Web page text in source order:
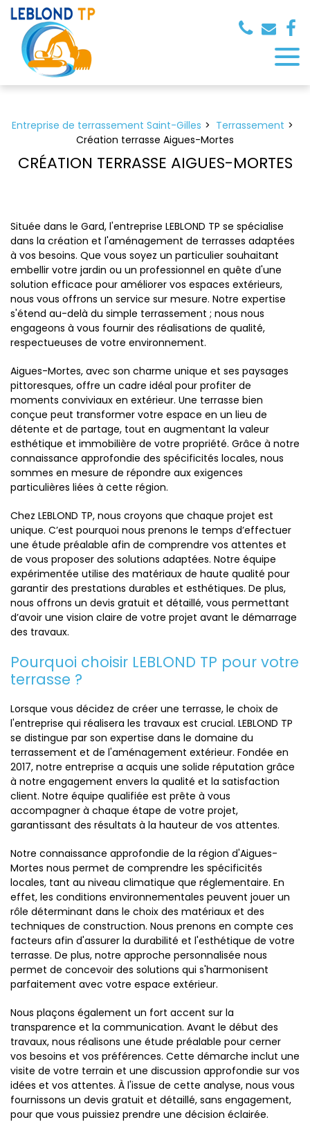
Entreprise de terrassement Saint-Gilles
Terrassement
Création terrasse Aigues-Mortes
CRÉATION TERRASSE AIGUES-MORTES
Située dans le Gard, l'entreprise LEBLOND TP se spécialise
dans la création et l'aménagement de terrasses adaptées
à vos besoins. Que vous soyez un particulier souhaitant
embellir votre jardin ou un professionnel en quête d'une
solution efficace pour améliorer vos espaces extérieurs,
nous vous offrons un service sur mesure. Notre expertise
s'étend au-delà du simple terrassement ; nous nous
engageons à vous fournir des réalisations de qualité,
respectueuses de votre environnement.
Aigues-Mortes, avec son charme unique et ses paysages
pittoresques, offre un cadre idéal pour profiter de
moments conviviaux en extérieur. Une terrasse bien
conçue peut transformer votre espace en un lieu de
détente et de partage, tout en augmentant la valeur
esthétique et immobilière de votre propriété. Grâce à notre
connaissance approfondie des spécificités locales, nous
sommes en mesure de répondre aux exigences
particulières liées à cette région.
Chez LEBLOND TP, nous croyons que chaque projet est
unique. C’est pourquoi nous prenons le temps d’effectuer
une étude préalable afin de comprendre vos attentes et
de vous proposer des solutions adaptées. Notre équipe
expérimentée utilise des matériaux de haute qualité pour
garantir des prestations durables et esthétiques. De plus,
nous offrons un devis gratuit et détaillé, vous permettant
d’avoir une vision claire de votre projet avant le démarrage
des travaux.
Pourquoi choisir LEBLOND TP pour votre
terrasse ?
Lorsque vous décidez de créer une terrasse, le choix de
l'entreprise qui réalisera les travaux est crucial. LEBLOND TP
se distingue par son expertise dans le domaine du
terrassement et de l'aménagement extérieur. Fondée en
2017, notre entreprise a acquis une solide réputation grâce
à notre engagement envers la qualité et la satisfaction
client. Notre équipe qualifiée est prête à vous
accompagner à chaque étape de votre projet,
garantissant des résultats à la hauteur de vos attentes.
Notre connaissance approfondie de la région d'Aigues-
Mortes nous permet de comprendre les spécificités
locales, tant au niveau climatique que réglementaire. En
effet, les conditions environnementales peuvent jouer un
rôle déterminant dans le choix des matériaux et des
techniques de construction. Nous prenons en compte ces
facteurs afin d'assurer la durabilité et l'esthétique de votre
terrasse. De plus, notre approche personnalisée nous
permet de concevoir des solutions qui s'harmonisent
parfaitement avec votre espace extérieur.
Nous plaçons également un fort accent sur la
transparence et la communication. Avant le début des
travaux, nous réalisons une étude préalable pour cerner
vos besoins et vos préférences. Cette démarche inclut une
visite de votre terrain et une discussion approfondie sur vos
idées et vos attentes. À l'issue de cette analyse, nous vous
fournissons un devis gratuit et détaillé, sans engagement,
pour que vous puissiez prendre une décision éclairée.
Panneau de gestion des cookies